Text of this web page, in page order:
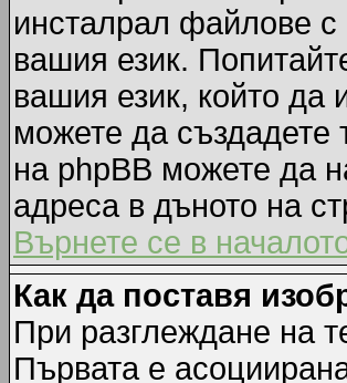
инсталрал файлове
вашия език.
вашия език, който да
можете да създадете
на phpBB можете да
адреса в дъното на
Върнете се в
Как да поставя
При разглеждане на
Първата е